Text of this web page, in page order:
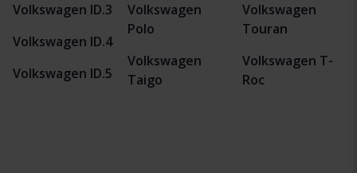
Volkswagen ID.3
Volkswagen ID.4
Volkswagen ID.5
Volkswagen
Polo
Volkswagen
Taigo
Volkswagen
Touran
Volkswagen T-
Roc